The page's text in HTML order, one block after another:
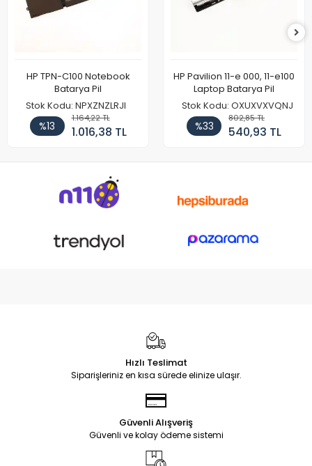
HP TPN-C100 Notebook
Batarya Pil
Stok Kodu: NPXZNZLRJI
%13
1.164,22 TL
1.016,38 TL
HP Pavilion 11-e 000, 11-e100
Laptop Batarya Pil
Stok Kodu: OXUXVXVQNJ
%33
802,85 TL
540,93 TL
Hızlı Teslimat
Siparişleriniz en kısa sürede elinize ulaşır.
Güvenli Alışveriş
Güvenli ve kolay ödeme sistemi